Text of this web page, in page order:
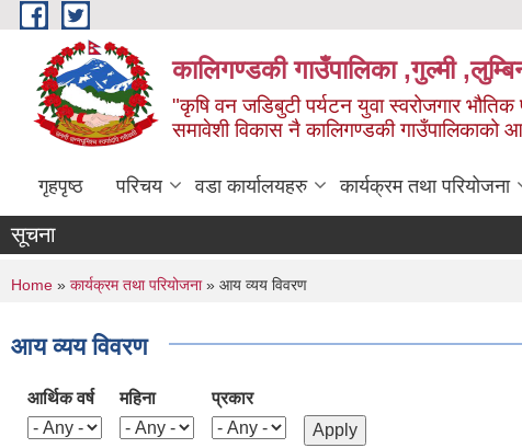
Skip to main content
कालिगण्डकी गाउँपालिका ,गुल्मी
"कृषि वन जडिबुटी पर्यटन युवा स्वरोजगार भौतिक
समावेशी विकास नै कालिगण्डकी गाउँपालिकाको
गृहपृष्ठ परिचय वडा कार्यालयहरु कार्यक्रम तथा परियोजना
सूचना
You are here
Home » कार्यक्रम तथा परियोजना» आय व्यय विवरण
आय व्यय विवरण
आर्थिक वर्ष महिना प्रकार